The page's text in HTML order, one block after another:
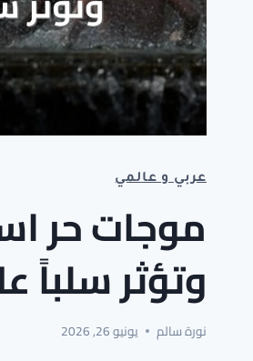
عربي و عالمي
موجات حر
وتؤثر سلباً
نورة سالم يونيو 26, 2026